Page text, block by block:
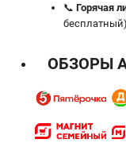
📞 Горячая
бесплатный)
ОБЗОРЫ